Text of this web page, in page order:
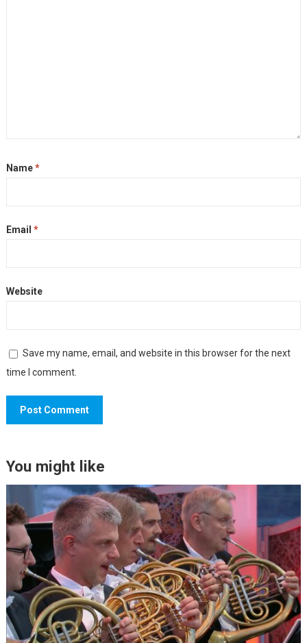
Name*
Email *
Website
Save my name, email, and website in this browser for the next
time I comment.
You might like